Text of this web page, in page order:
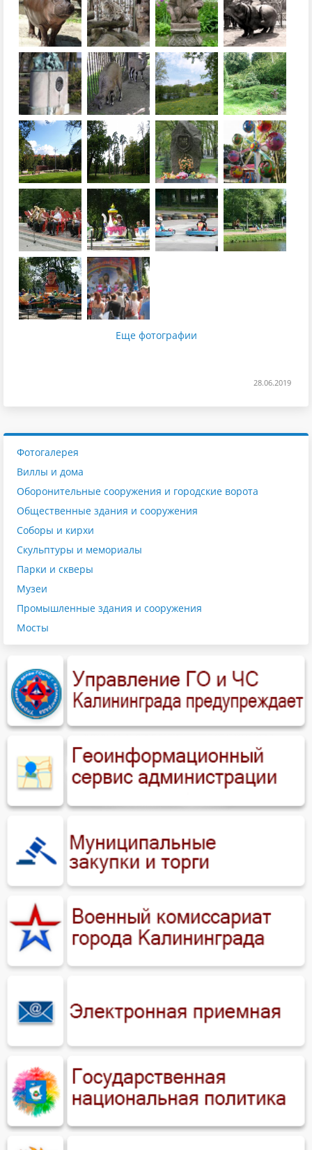
Еще фотографии
28.06.2019
Фотогалерея
Виллы и дома
Оборонительные сооружения и городские ворота
Общественные здания и сооружения
Соборы и кирхи
Скульптуры и мемориалы
Парки и скверы
Музеи
Промышленные здания и сооружения
Мосты